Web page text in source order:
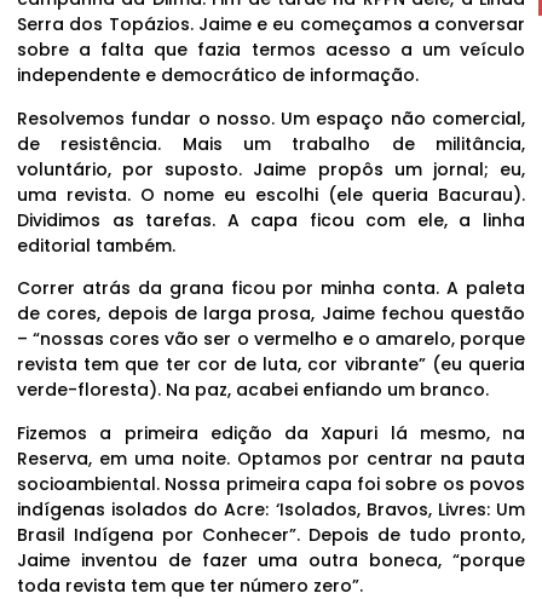
Serra dos Topázios. Jaime e eu começamos a conversar
sobre a falta que fazia termos acesso a um veículo
independente e democrático de informação.
Resolvemos fundar o nosso. Um espaço não comercial,
de resistência. Mais um trabalho de militância,
voluntário, por suposto. Jaime propôs um jornal; eu,
uma revista. O nome eu escolhi (ele queria Bacurau).
Dividimos as tarefas. A capa ficou com ele, a linha
editorial também.
Correr atrás da grana ficou por minha conta. A paleta
de cores, depois de larga prosa, Jaime fechou questão
– “nossas cores vão ser o vermelho e o amarelo, porque
revista tem que ter cor de luta, cor vibrante” (eu queria
verde-floresta). Na paz, acabei enfiando um branco.
Fizemos a primeira edição da Xapuri lá mesmo, na
Reserva, em uma noite. Optamos por centrar na pauta
socioambiental. Nossa primeira capa foi sobre os povos
indígenas isolados do Acre: ‘Isolados, Bravos, Livres: Um
Brasil Indígena por Conhecer”. Depois de tudo pronto,
Jaime inventou de fazer uma outra boneca, “porque
toda revista tem que ter número zero”.